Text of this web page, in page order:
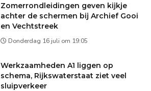
Zomerrondleidingen geven kijkje
achter de schermen bij Archief Gooi
en Vechtstreek
Donderdag 16 juli om 19:05
Werkzaamheden A1 liggen op
schema, Rijkswaterstaat ziet veel
sluipverkeer